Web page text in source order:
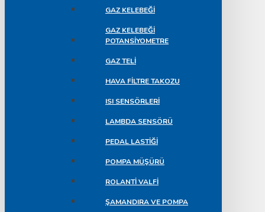
GAZ KELEBEĞI
GAZ KELEBEĞI
POTANSIYOMETRE
GAZ TELI
HAVA FILTRE TAKOZU
ISI SENSÖRLERI
LAMBDA SENSÖRÜ
PEDAL LASTIĞI
POMPA MÜŞÜRÜ
ROLANTI VALFI
ŞAMANDIRA VE POMPA